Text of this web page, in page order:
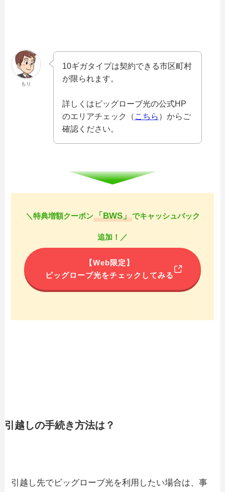
もり
10ギガタイプは契約できる市区町村
が限られます。
詳しくはビッグローブ光の公式HP
のエリアチェック（ こちら ）からご
確認ください。
＼特典増額クーポン 「BWS」 でキャッシュバック
追加！／
【Web限定】
ビッグローブ光をチェックしてみる
引越しの手続き方法は？
引越し先でビッグローブ光を利用したい場合は、事